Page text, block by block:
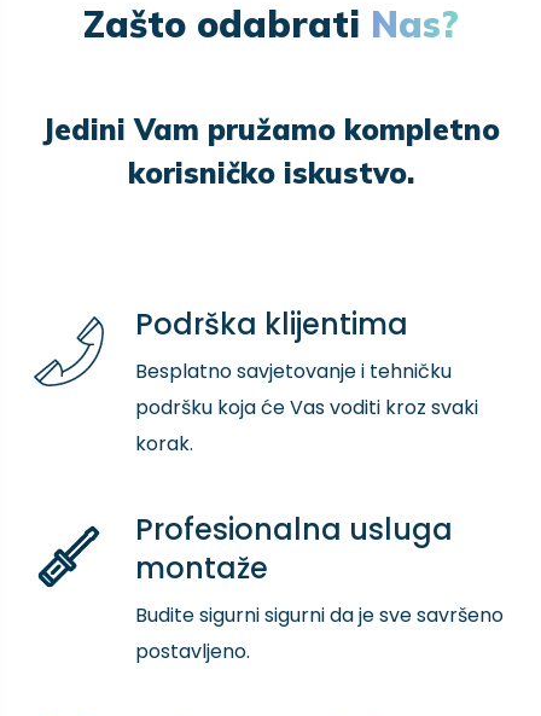
Zašto odabrati Nas?
Jedini Vam pružamo kompletno
korisničko iskustvo.
Podrška klijentima
Besplatno savjetovanje i tehničku
podršku koja će Vas voditi kroz svaki
korak.
Profesionalna usluga
montaže
Budite sigurni sigurni da je sve savršeno
postavljeno.